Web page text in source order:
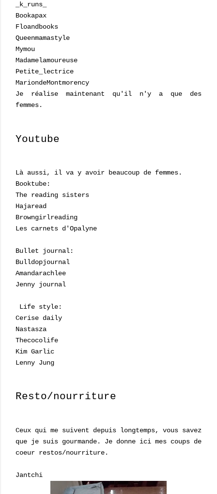
_k_runs_
Bookapax
Floandbooks
Queenmamastyle
Mymou
Madamelamoureuse
Petite_lectrice
MariondeMontmorency
Je réalise maintenant qu'il n'y a que des
femmes.
Youtube
Là aussi, il va y avoir beaucoup de femmes.
Booktube:
The reading sisters
Hajaread
Browngirlreading
Les carnets d'Opalyne
Bullet journal:
Bulldopjournal
Amandarachlee
Jenny journal
Life style:
Cerise daily
Nastasza
Thecocolife
Kim Garlic
Lenny Jung
Resto/nourriture
Ceux qui me suivent depuis longtemps, vous savez
que je suis gourmande. Je donne ici mes coups de
coeur restos/nourriture.
Jantchi